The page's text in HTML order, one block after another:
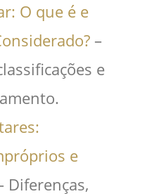
O que é e
–
e
e
Diferenças,